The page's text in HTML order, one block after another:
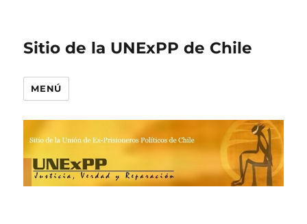
Sitio de la UNExPP de Chile
MENÚ